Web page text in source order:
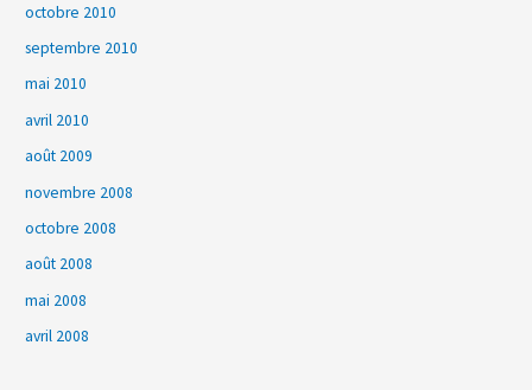
octobre 2010
septembre 2010
mai 2010
avril 2010
août 2009
novembre 2008
octobre 2008
août 2008
mai 2008
avril 2008